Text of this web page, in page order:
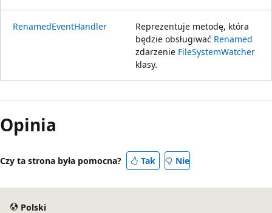
RenamedEventHandler
Reprezentuje metodę, która
będzie obsługiwać Renamed
zdarzenie FileSystemWatcher
klasy.
Opinia
Czy ta strona była pomocna? Tak Nie
Polski